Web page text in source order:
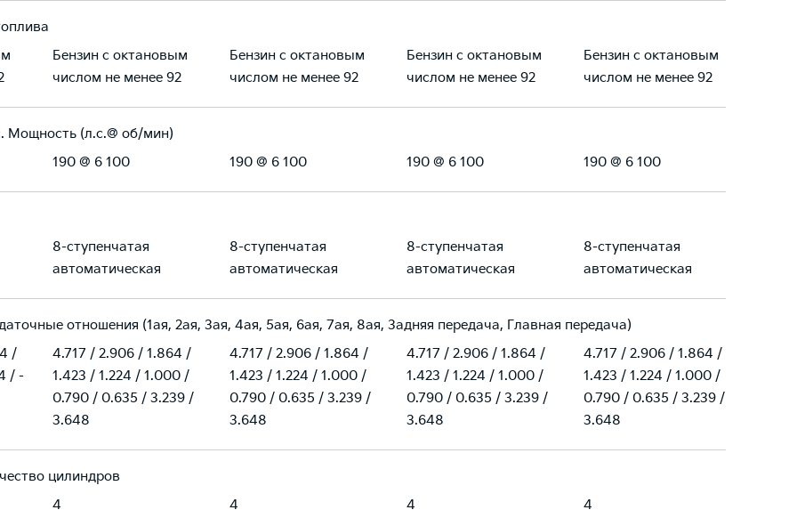
Бензин с октановым
числом не менее 92
Бензин с октановым
числом не менее 92
Бензин с октановым
числом не менее 92
Бензин с октановым
числом не менее 92
Мощность (л.с.@ об/мин)
190 @ 6 100 190 @ 6 100 190 @ 6 100 190 @ 6 100
8-ступенчатая
автоматическая
8-ступенчатая
автоматическая
8-ступенчатая
автоматическая
8-ступенчатая
автоматическая
отношения (1ая, 2ая, 3ая, 4ая, 5ая, 6ая, 7ая, 8ая, Задняя передача, Главная передача)
/
/ -
4.717 / 2.906 / 1.864 /
1.423 / 1.224 / 1.000 /
0.790 / 0.635 / 3.239 /
3.648
4.717 / 2.906 / 1.864 /
1.423 / 1.224 / 1.000 /
0.790 / 0.635 / 3.239 /
3.648
4.717 / 2.906 / 1.864 /
1.423 / 1.224 / 1.000 /
0.790 / 0.635 / 3.239 /
3.648
4.717 / 2.906 / 1.864 /
1.423 / 1.224 / 1.000 /
0.790 / 0.635 / 3.239 /
3.648
цилиндров
4 4 4 4